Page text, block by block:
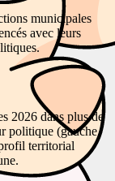
municipales
avec leurs
2026 dans plus de
politique (gauche,
territorial